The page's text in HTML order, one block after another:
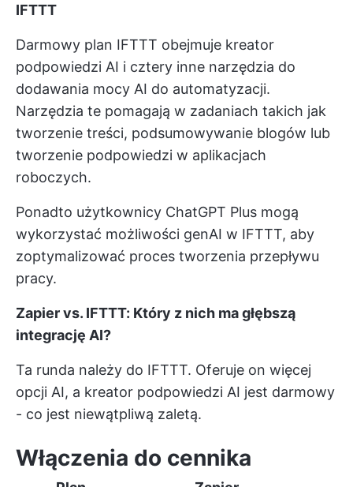
IFTTT
Darmowy plan IFTTT obejmuje kreator
podpowiedzi AI i cztery inne narzędzia do
dodawania mocy AI do automatyzacji.
Narzędzia te pomagają w zadaniach takich jak
tworzenie treści, podsumowywanie blogów lub
tworzenie podpowiedzi w aplikacjach
roboczych.
Ponadto użytkownicy ChatGPT Plus mogą
wykorzystać możliwości genAI w IFTTT, aby
zoptymalizować proces tworzenia przepływu
pracy.
Zapier vs. IFTTT: Który z nich ma głębszą
integrację AI?
Ta runda należy do IFTTT. Oferuje on więcej
opcji AI, a kreator podpowiedzi AI jest darmowy
- co jest niewątpliwą zaletą.
Włączenia do cennika